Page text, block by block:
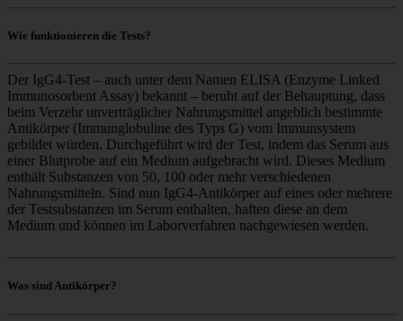
Wie funktionieren die Tests?
Der IgG4-Test – auch unter dem Namen ELISA (Enzyme Linked
Immunosorbent Assay) bekannt – beruht auf der Behauptung, dass
beim Verzehr unverträglicher Nahrungsmittel angeblich bestimmte
Antikörper (Immunglobuline des Typs G) vom Immunsystem
gebildet würden. Durchgeführt wird der Test, indem das Serum aus
einer Blutprobe auf ein Medium aufgebracht wird. Dieses Medium
enthält Substanzen von 50, 100 oder mehr verschiedenen
Nahrungsmitteln. Sind nun IgG4-Antikörper auf eines oder mehrere
der Testsubstanzen im Serum enthalten, haften diese an dem
Medium und können im Laborverfahren nachgewiesen werden.
Was sind Antikörper?